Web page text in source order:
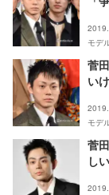
モデ
菅
い
モデ
菅
し